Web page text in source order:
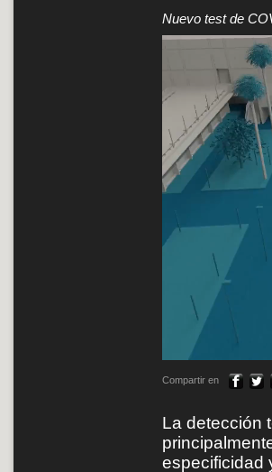
Nuevo test de
Compartir en
La detección
especificidad